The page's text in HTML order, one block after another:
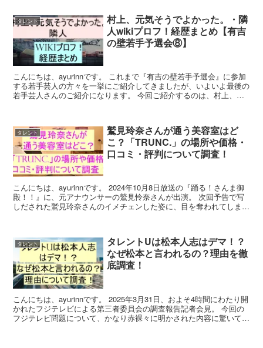
タレント
村上、元気そうでよかった。・隣
人wikiプロフ！経歴まとめ【有吉
の壁若手予選会⑧】
こんにちは、ayurinnです。 これまで『有吉の壁若手予選会』に参加
する若手芸人の方々を一挙にご紹介してきましたが、いよいよ最後の
若手芸人さんのご紹介になります。 今回ご紹介するのは、村上、元
タレント
鷲見玲奈さんが通う美容室はど
こ？「TRUNC.」の場所や価格・
口コミ・評判について調査！
こんにちは、ayurinnです。 2024年10月8日放送の『踊る！さんま御
殿！！』に、元アナウンサーの鷲見怜奈さんが出演。 次回予告で写
しだされた鷲見玲奈さんのイメチェンした姿に、目を奪われてしまい
タレント
タレントUは松本人志はデマ！？
なぜ松本と言われるの？理由を徹
底調査！
こんにちは、ayurinnです。 2025年3月31日、およそ4時間にわたり開
かれたフジテレビによる第三者委員会の調査報告記者会見。 今回の
フジテレビ問題について、かなり赤裸々に明かされた内容に驚いてし